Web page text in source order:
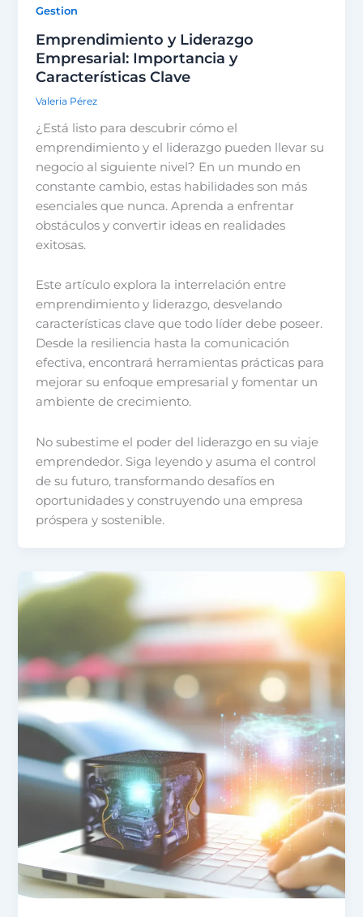
Gestion
Emprendimiento y Liderazgo
Empresarial: Importancia y
Características Clave
Valeria Pérez
¿Está listo para descubrir cómo el
emprendimiento y el liderazgo pueden llevar su
negocio al siguiente nivel? En un mundo en
constante cambio, estas habilidades son más
esenciales que nunca. Aprenda a enfrentar
obstáculos y convertir ideas en realidades
exitosas.
Este artículo explora la interrelación entre
emprendimiento y liderazgo, desvelando
características clave que todo líder debe poseer.
Desde la resiliencia hasta la comunicación
efectiva, encontrará herramientas prácticas para
mejorar su enfoque empresarial y fomentar un
ambiente de crecimiento.
No subestime el poder del liderazgo en su viaje
emprendedor. Siga leyendo y asuma el control
de su futuro, transformando desafíos en
oportunidades y construyendo una empresa
próspera y sostenible.